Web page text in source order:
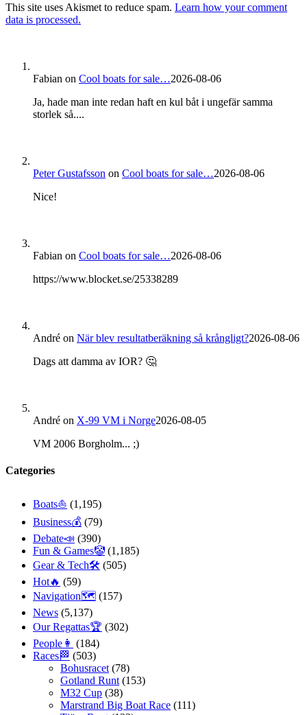
This site uses Akismet to reduce spam. Learn how your comment
data is processed.
Fabian on Cool boats for sale…2026-08-06
Ja, hade man inte redan haft en kul båt i ungefär samma
storlek så....
Peter Gustafsson on Cool boats for sale…2026-08-06
Nice!
Fabian on Cool boats for sale…2026-08-06
https://www.blocket.se/25338289
André on När blev resultatberäkning så krångligt?2026-08-06
Dags att damma av IOR? 🤔
André on X-99 VM i Norge2026-08-05
VM 2006 Borgholm... ;)
Categories
Boats⛵️ (1,195)
Business💰 (79)
Debate📣 (390)
Fun & Games🤡 (1,185)
Gear & Tech🛠 (505)
Hot🔥 (59)
Navigation🗺 (157)
News (5,137)
Our Regattas🏆 (302)
People👩 (184)
Races🏁 (503)
Bohusracet (78)
Gotland Runt (153)
M32 Cup (38)
Marstrand Big Boat Race (111)